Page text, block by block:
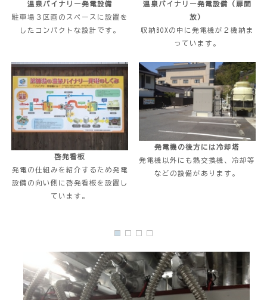
温泉バイナリー発電設備
駐車場３区画のスペースに設置を
したコンパクトな設計です。
温泉バイナリー発電設備（扉開
放）
収納BOXの中に発電機が２機納ま
っています。
啓発看板
発電の仕組みを紹介するため発電
設備の向い側に啓発看板を設置し
ています。
発電機の後方には冷却塔
発電機以外にも熱交換機、冷却等
などの設備があります。